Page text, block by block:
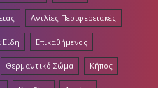
Αντλίες Περιφερειακές
Είδη Επικαθήμενος
Θερμαντικό Σώμα Κήπος